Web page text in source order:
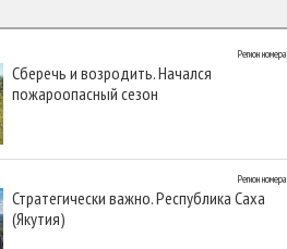
Регион номера
Сберечь и возродить. Начался
пожароопасный сезон
Регион номера
Стратегически важно. Республика Саха
(Якутия)